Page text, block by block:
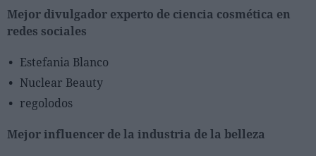
Mejor divulgador experto de ciencia cosmética en
redes sociales
Estefania Blanco
Nuclear Beauty
regolodos
Mejor influencer de la industria de la belleza